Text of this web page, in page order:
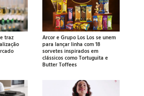
traz
Arcor e Grupo Los Los se unem
para lançar linha com 18
sorvetes inspirados em
clássicos como Tortuguita e
Butter Toffees